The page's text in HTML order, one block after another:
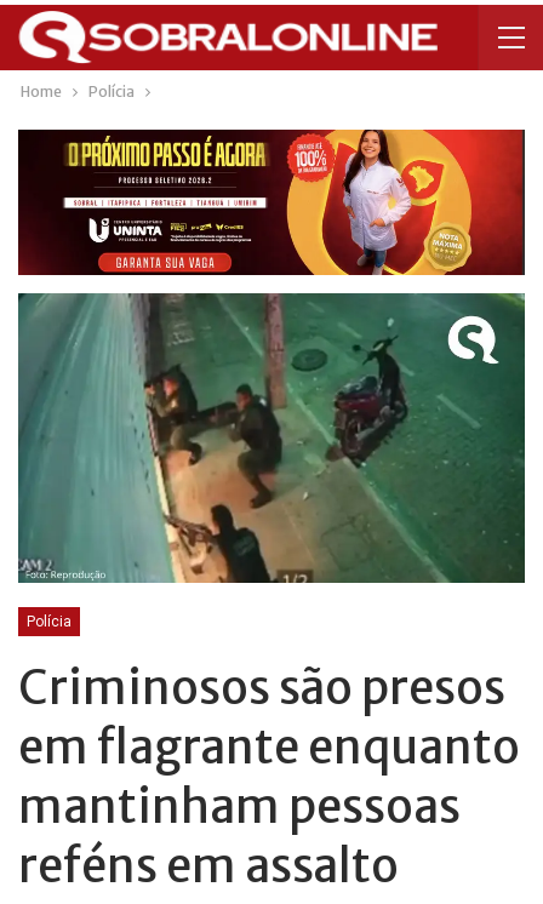
Home Polícia
Polícia
Criminosos são presos
em flagrante enquanto
mantinham pessoas
reféns em assalto